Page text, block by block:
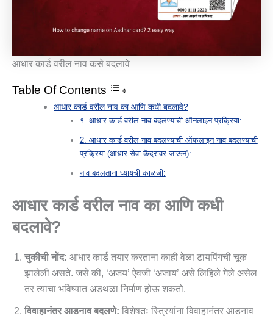
आधार कार्ड वरील नाव कसे बदलावे
Table Of Contents
आधार कार्ड वरील नाव का आणि कधी बदलावे?
१. आधार कार्ड वरील नाव बदलण्याची ऑनलाइन प्रक्रिया:
2. आधार कार्ड वरील नाव बदलण्याची ऑफलाइन नाव बदलण्याची
प्रक्रिया (आधार सेवा केंद्रावर जाऊन):
नाव बदलताना घ्यायची काळजी:
आधार कार्ड वरील नाव का आणि कधी
बदलावे?
चुकीची नोंद: आधार कार्ड तयार करताना काही वेळा टायपिंगची चूक
झालेली असते. जसे की, ‘अजय’ ऐवजी ‘अजाय’ असे लिहिले गेले असेल
तर त्याचा भविष्यात अडथळा निर्माण होऊ शकतो.
विवाहानंतर आडनाव बदलणे: विशेषतः स्त्रियांना विवाहानंतर आडनाव